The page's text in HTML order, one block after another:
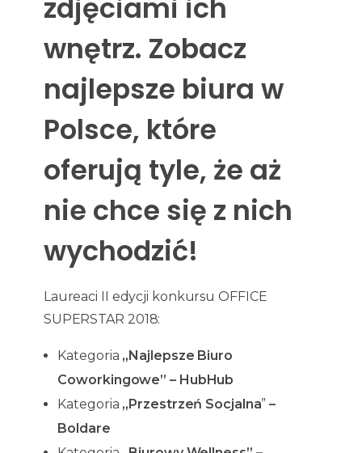
zdjęciami ich
wnętrz. Zobacz
najlepsze biura w
Polsce, które
oferują tyle, że aż
nie chce się z nich
wychodzić!
Laureaci II edycji konkursu OFFICE
SUPERSTAR 2018:
Kategoria „Najlepsze Biuro
Coworkingowe” – HubHub
Kategoria „Przestrzeń Socjalna”–
Boldare